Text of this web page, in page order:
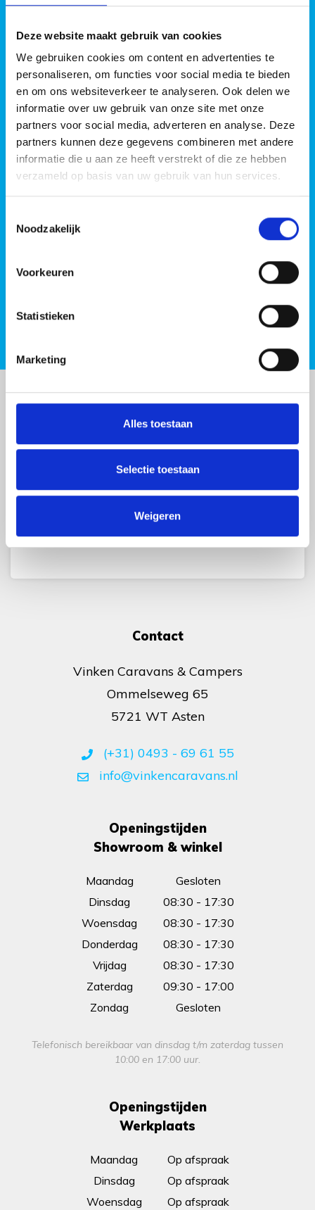
Deze website maakt gebruik van cookies
We gebruiken cookies om content en advertenties te
personaliseren, om functies voor social media te bieden
en om ons websiteverkeer te analyseren. Ook delen we
informatie over uw gebruik van onze site met onze
partners voor social media, adverteren en analyse. Deze
partners kunnen deze gegevens combineren met andere
informatie die u aan ze heeft verstrekt of die ze hebben
verzameld op basis van uw gebruik van hun services.
Noodzakelijk
Voorkeuren
Statistieken
Marketing
Alles toestaan
Selectie toestaan
Weigeren
Vragen of advies nodig?
Vul het contactformulier in of bel 0493 –
69 61 55
gegevens uit dit formulier verwerken.
Contact
Vinken Caravans & Campers
Ommelseweg 65
5721 WT Asten
(+31) 0493 - 69 61 55
info@vinkencaravans.nl
Openingstijden
Showroom & winkel
Maandag
Dinsdag
Woensdag
Donderdag
Vrijdag
Zaterdag
Zondag
Gesloten
08:30 - 17:30
08:30 - 17:30
08:30 - 17:30
08:30 - 17:30
09:30 - 17:00
Gesloten
Telefonisch bereikbaar van dinsdag t/m zaterdag tussen
10:00 en 17:00 uur.
Openingstijden
Werkplaats
Maandag
Dinsdag
Woensdag
Op afspraak
Op afspraak
Op afspraak